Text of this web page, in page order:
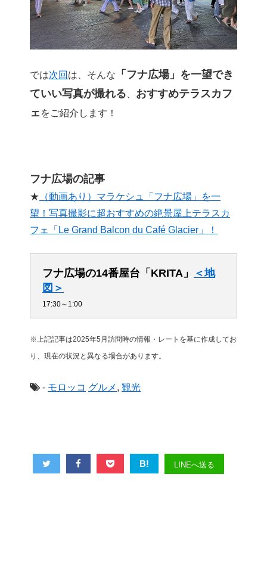
では次回 は、そんな
「フナ広場」を一望でき
ていい写真が撮れる
おすすめテラスカフ
ェをご紹介します！
フナ広場の記事
★ （動画あり）マラケシュ「フナ広場」を一
望！写真撮影に超おすすめの絶景屋上テラスカ
フェ「Le Grand Balcon du Café Glacier」！
フナ広場の14番屋台「KRITA」
＜地
図＞
17:30～1:00
※上記記事は2025年5月訪問時の情報・レートを基に作成してお
り、現在の状況と異なる場合があります。
- モロッコ グルメ , 観光
B! LINEへ送る